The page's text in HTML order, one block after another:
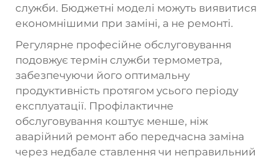
служби. Бюджетні моделі можуть виявитися
економнішими при заміні, а не ремонті.
Регулярне професійне обслуговування
подовжує термін служби термометра,
забезпечуючи його оптимальну
продуктивність протягом усього періоду
експлуатації. Профілактичне
обслуговування коштує менше, ніж
аварійний ремонт або передчасна заміна
через недбале ставлення чи неправильний